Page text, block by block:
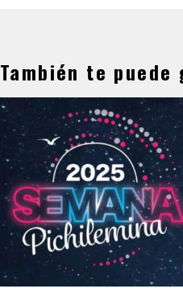
También te puede